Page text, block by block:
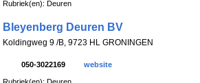
Rubriek(en): Deuren
Bleyenberg Deuren BV
Koldingweg 9 /B, 9723 HL GRONINGEN
050-3022169 website